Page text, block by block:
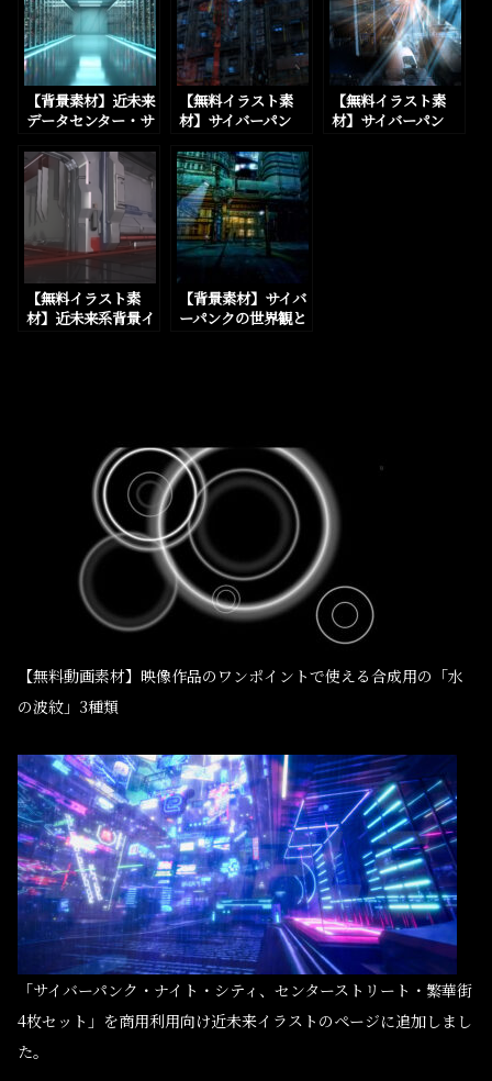
【背景素材】近未来
データセンター・サ
×監視映像差分 10
枚セットをBOOTH
に追加しました。
【無料イラスト素
材】サイバーパン
外観背景素材を21枚
追加しました。
【無料イラスト素
材】サイバーパン
【無料イラスト素
材】近未来系背景イ
【背景素材】サイバ
ーパンクの世界観と
【無料動画素材】映像作品のワンポイントで使える合成用の「水
の波紋」3種類
「サイバーパンク・ナイト・シティ、センターストリート・繁華街
4枚セット」を商用利用向け近未来イラストのページに追加しまし
た。